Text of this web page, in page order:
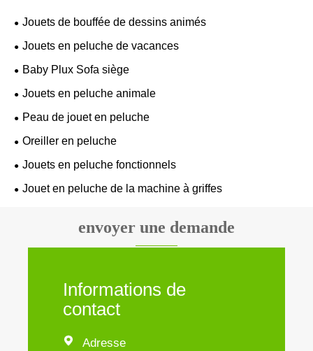
Jouets de bouffée de dessins animés
Jouets en peluche de vacances
Baby Plux Sofa siège
Jouets en peluche animale
Peau de jouet en peluche
Oreiller en peluche
Jouets en peluche fonctionnels
Jouet en peluche de la machine à griffes
envoyer une demande
Informations de
contact

Adresse